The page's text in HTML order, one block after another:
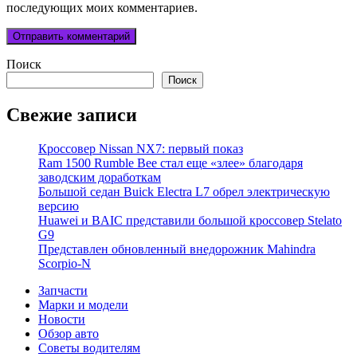
последующих моих комментариев.
Поиск
Поиск
Свежие записи
Кроссовер Nissan NX7: первый показ
Ram 1500 Rumble Bee стал еще «злее» благодаря
заводским доработкам
Большой седан Buick Electra L7 обрел электрическую
версию
Huawei и BAIC представили большой кроссовер Stelato
G9
Представлен обновленный внедорожник Mahindra
Scorpio-N
Запчасти
Марки и модели
Новости
Обзор авто
Советы водителям